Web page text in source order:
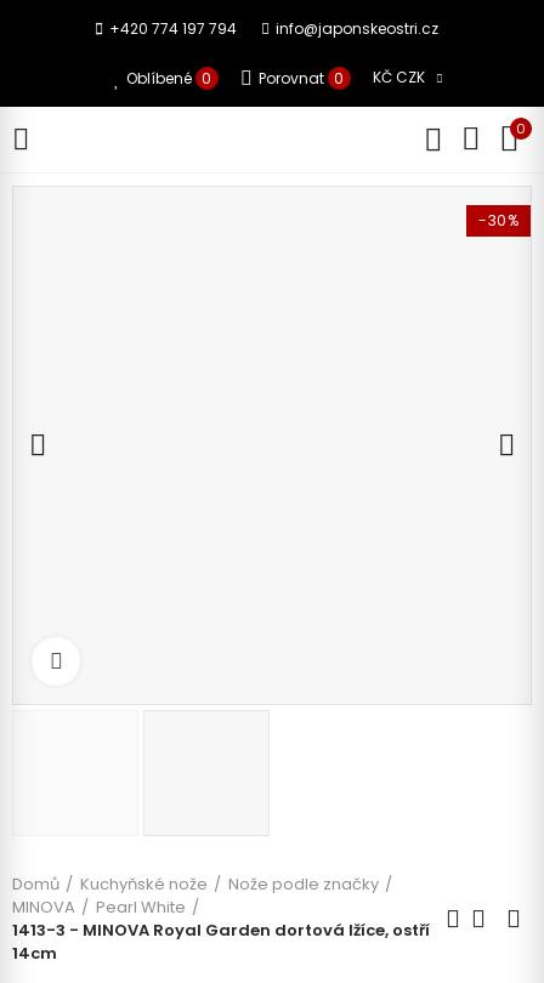
+420 774 197 794 info@japonskeostri.cz
Oblíbené 0 Porovnat 0 KČ CZK
0
-30%
Domů Kuchyňské nože
Nože podle značky
MINOVA
Pearl White
1413-3 - MINOVA Royal Garden dortová lžíce, ostří
14cm